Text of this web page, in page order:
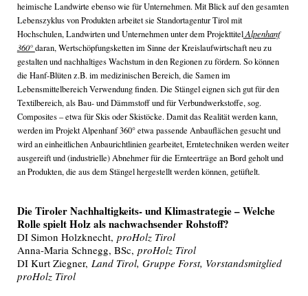
heimische Landwirte ebenso wie für Unternehmen. Mit Blick auf den gesamten
Lebenszyklus von Produkten arbeitet sie Standortagentur Tirol mit
Hochschulen, Landwirten und Unternehmen unter dem ProjekttitelAlpenhanf
360°daran, Wertschöpfungsketten im Sinne der Kreislaufwirtschaft neu zu
gestalten und nachhaltiges Wachstum in den Regionen zu fördern. So können
die Hanf-Blüten z.B. im medizinischen Bereich, die Samen im
Lebensmittelbereich Verwendung finden. Die Stängel eignen sich gut für den
Textilbereich, als Bau- und Dämmstoff und für Verbundwerkstoffe, sog.
Composites – etwa für Skis oder Skistöcke. Damit das Realität werden kann,
werden im Projekt Alpenhanf 360° etwa passende Anbauflächen gesucht und
wird an einheitlichen Anbaurichtlinien gearbeitet, Erntetechniken werden weiter
ausgereift und (industrielle) Abnehmer für die Ernteerträge an Bord geholt und
an Produkten, die aus dem Stängel hergestellt werden können, getüftelt.
Die Tiroler Nachhaltigkeits- und Klimastrategie – Welche
Rolle spielt Holz als nachwachsender Rohstoff?
DI Simon Holzknecht, proHolz Tirol
Anna-Maria Schnegg, BSc, proHolz Tirol
DI Kurt Ziegner, Land Tirol, Gruppe Forst, Vorstandsmitglied
proHolz Tirol